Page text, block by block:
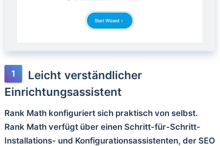
Leicht verständlicher
Einrichtungsassistent
Rank Math konfiguriert sich praktisch von selbst.
Rank Math verfügt über einen Schritt-für-Schritt-
Installations- und Konfigurationsassistenten, der SEO